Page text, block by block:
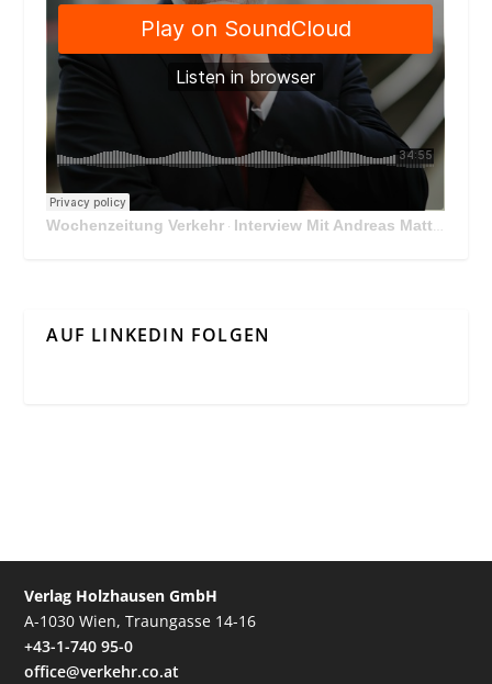
Wochenzeitung Verkehr · Interview Mit Andreas Matthä, CEO der ÖBB Holding
AUF LINKEDIN FOLGEN
Verlag Holzhausen GmbH
A-1030 Wien, Traungasse 14-16
+43-1-740 95-0
office@verkehr.co.at